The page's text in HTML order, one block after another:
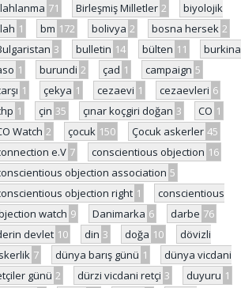
71 Birleşmiş Milletler 2
biyolojik
1 bm 172 bolivya 2 bosna hersek 2
3 bulletin 14 bülten 11
burkina
1 burundi 2 çad 1 campaign 5
1 çekya 1 cezaevi 1 cezaevleri 6
1 çin 35 çınar koçgiri doğan 3 CO 1
Watch 2 çocuk 150 Çocuk askerler 45
e.V 7 conscientious objection 16
objection association 5
objection right 1
conscientious
watch 9 Danimarka 6 darbe 76
devlet 10 din 3 doğa 10
dövizli
7 dünya barış günü 1
dünya vicdani
günü 2 dürzi vicdani retçi 3 duyuru 1